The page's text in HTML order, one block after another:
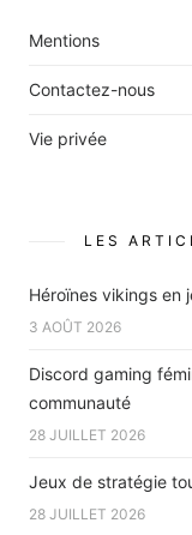
Mentions
Contactez-nous
Vie privée
LES
Héroïnes vikings en
3 AOÛT 2026
Discord gaming
communauté
28 JUILLET 2026
Jeux de stratégie
28 JUILLET 2026